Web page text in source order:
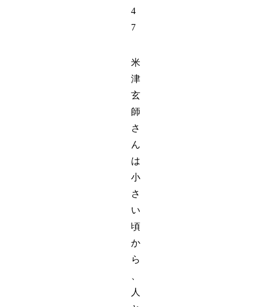
4
7
米
津
玄
師
さ
ん
は
小
さ
い
頃
か
ら
人